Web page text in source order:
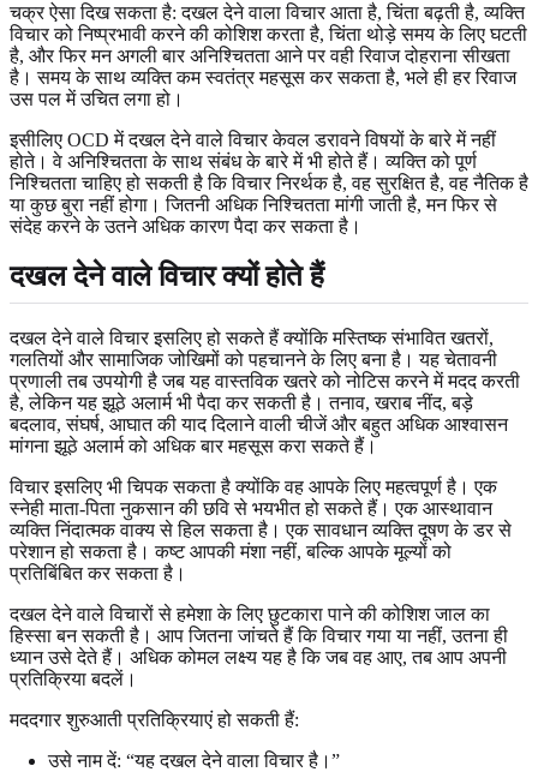
चक्र ऐसा दिख सकता है: दखल देने वाला विचार आता है, चिंता बढ़ती है, व्यक्ति
विचार को निष्प्रभावी करने की कोशिश करता है, चिंता थोड़े समय के लिए घटती
है, और फिर मन अगली बार अनिश्चितता आने पर वही रिवाज दोहराना सीखता
है। समय के साथ व्यक्ति कम स्वतंत्र महसूस कर सकता है, भले ही हर रिवाज
उस पल में उचित लगा हो।
इसीलिए OCD में दखल देने वाले विचार केवल डरावने विषयों के बारे में नहीं
होते। वे अनिश्चितता के साथ संबंध के बारे में भी होते हैं। व्यक्ति को पूर्ण
निश्चितता चाहिए हो सकती है कि विचार निरर्थक है, वह सुरक्षित है, वह नैतिक है
या कुछ बुरा नहीं होगा। जितनी अधिक निश्चितता मांगी जाती है, मन फिर से
संदेह करने के उतने अधिक कारण पैदा कर सकता है।
दखल देने वाले विचार क्यों होते हैं
दखल देने वाले विचार इसलिए हो सकते हैं क्योंकि मस्तिष्क संभावित खतरों,
गलतियों और सामाजिक जोखिमों को पहचानने के लिए बना है। यह चेतावनी
प्रणाली तब उपयोगी है जब यह वास्तविक खतरे को नोटिस करने में मदद करती
है, लेकिन यह झूठे अलार्म भी पैदा कर सकती है। तनाव, खराब नींद, बड़े
बदलाव, संघर्ष, आघात की याद दिलाने वाली चीजें और बहुत अधिक आश्वासन
मांगना झूठे अलार्म को अधिक बार महसूस करा सकते हैं।
विचार इसलिए भी चिपक सकता है क्योंकि वह आपके लिए महत्वपूर्ण है। एक
स्नेही माता-पिता नुकसान की छवि से भयभीत हो सकते हैं। एक आस्थावान
व्यक्ति निंदात्मक वाक्य से हिल सकता है। एक सावधान व्यक्ति दूषण के डर से
परेशान हो सकता है। कष्ट आपकी मंशा नहीं, बल्कि आपके मूल्यों को
प्रतिबिंबित कर सकता है।
दखल देने वाले विचारों से हमेशा के लिए छुटकारा पाने की कोशिश जाल का
हिस्सा बन सकती है। आप जितना जांचते हैं कि विचार गया या नहीं, उतना ही
ध्यान उसे देते हैं। अधिक कोमल लक्ष्य यह है कि जब वह आए, तब आप अपनी
प्रतिक्रिया बदलें।
मददगार शुरुआती प्रतिक्रियाएं हो सकती हैं:
उसे नाम दें: “यह दखल देने वाला विचार है।”